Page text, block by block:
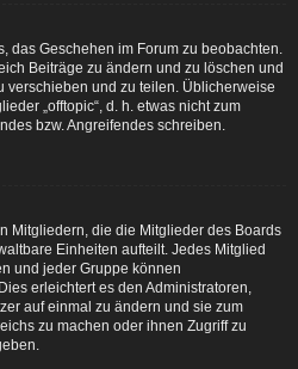
das Geschehen im Forum zu beobachten.
Beiträge zu ändern und zu löschen und
verschieben und zu teilen. Üblicherweise
„offtopic“, d. h. etwas nicht zum
bzw. Angreifendes schreiben.
Mitgliedern, die die Mitglieder des Boards
Einheiten aufteilt. Jedes Mitglied
und jeder Gruppe können
erleichtert es den Administratoren,
auf einmal zu ändern und sie zum
zu machen oder ihnen Zugriff zu